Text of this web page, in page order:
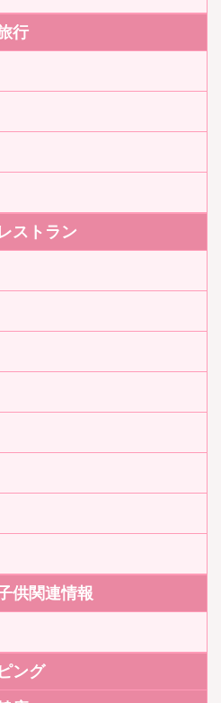
行
ストラン
供関連情報
ング